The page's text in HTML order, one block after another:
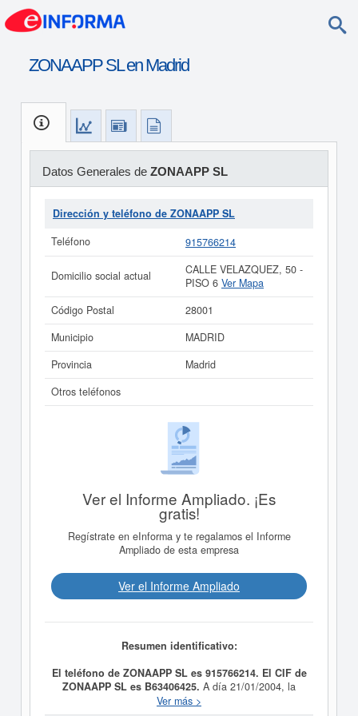
ZONAAPP SL en Madrid
Datos Generales de ZONAAPP SL
Dirección y teléfono de ZONAAPP SL
Teléfono
915766214
Domicilio social actual
CALLE VELAZQUEZ, 50 -
PISO 6 Ver Mapa
Código Postal
28001
Municipio
MADRID
Provincia
Madrid
Otros teléfonos
Ver el Informe Ampliado. ¡Es
gratis!
Regístrate en eInforma y te regalamos el Informe
Ampliado de esta empresa
Ver el Informe Ampliado
Resumen identificativo:
El teléfono de ZONAAPP SL es 915766214. El CIF de
ZONAAPP SL es B63406425. A día 21/01/2004, la
ZONAAPP SLfue formada con el objetivo La
Ver más >